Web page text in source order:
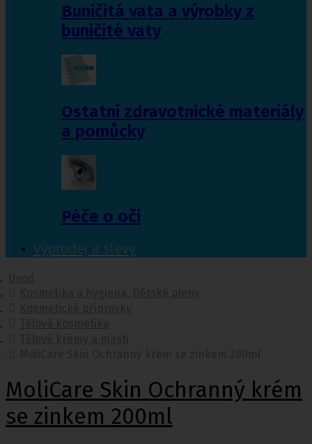
Buničitá vata a výrobky z
buničité vaty
Ostatní zdravotnické materiály
a pomůcky
Péče o oči
Výprodej a slevy
MoliCare Skin Ochranný krém
se zinkem 200ml